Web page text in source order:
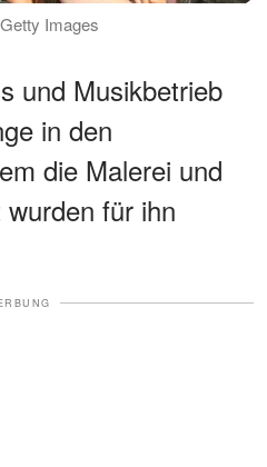
Images
und Musikbetrieb
in den
die Malerei und
für ihn